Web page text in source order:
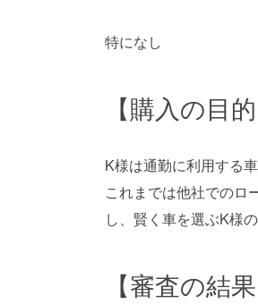
特になし
【購入の目
K様は通勤に利用する
これまでは他社でのロ
し、賢く車を選ぶK様
【審査の結果